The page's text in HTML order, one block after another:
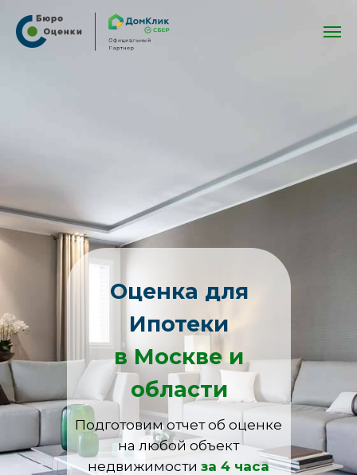
Подготовим отчет об оценке
на любой объект
недвижимости за 4 часа
Оценка для
Ипотеки
в Москве и
области